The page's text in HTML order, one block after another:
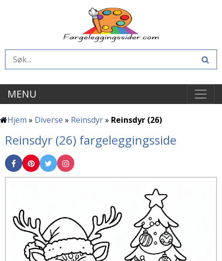
MENU
Hjem » Diverse » Reinsdyr» Reinsdyr (26)
Reinsdyr (26) fargeleggingsside